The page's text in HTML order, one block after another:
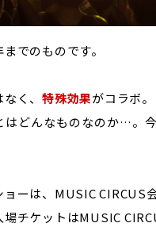
でのものです。
く、 特殊効果がコラボ。
はどんなものなのか…。今
ョーは、MUSIC CIRCUS
場チケットはMUSIC